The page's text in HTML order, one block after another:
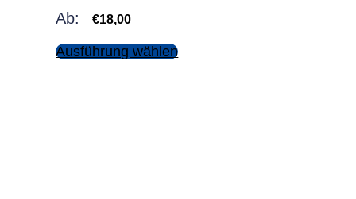
Ab: €18,00
Ausführung wählen